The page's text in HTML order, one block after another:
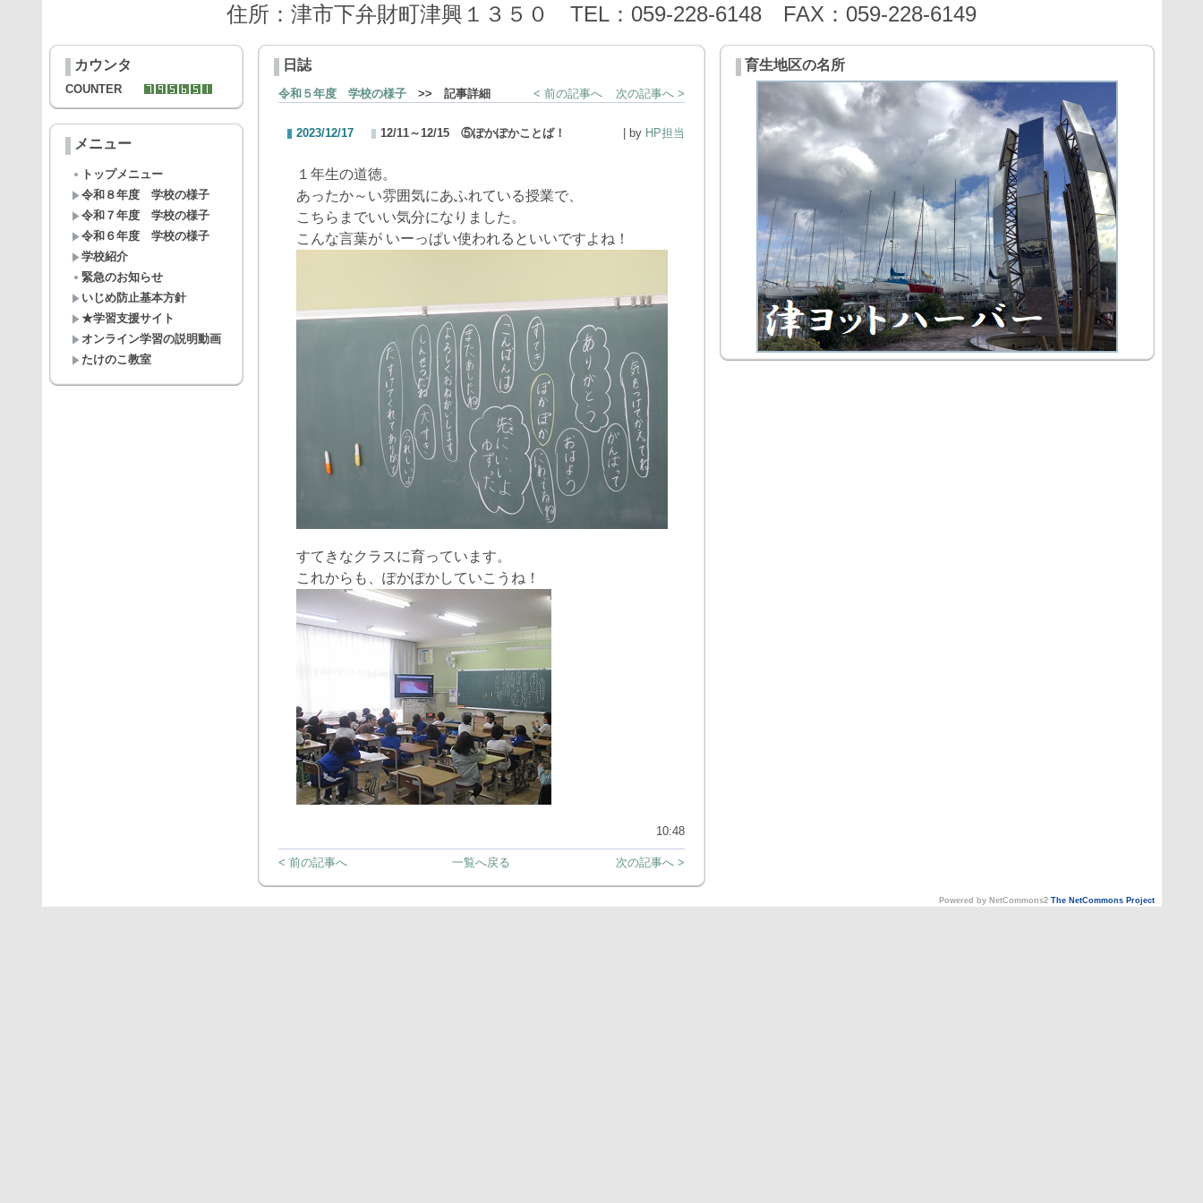
住所：津市下弁財町津興１３５０ TEL：059-228-6148 FAX：059-228-6149
カウンタ
COUNTER
メニュー
トップメニュー
令和８年度 学校の様子
令和７年度 学校の様子
令和６年度 学校の様子
学校紹介
緊急のお知らせ
いじめ防止基本方針
★学習支援サイト
オンライン学習の説明動画
たけのこ教室
日誌
令和５年度 学校の様子>> 記事詳細 < 前の記事へ 次の記事へ >
2023/12/17 12/11～12/15 ⑤ぽかぽかことば！ | by HP担当
１年生の道徳。
あったか～い雰囲気にあふれている授業で、
こちらまでいい気分になりました。
こんな言葉が いーっぱい使われるといいですよね！
すてきなクラスに育っています。
これからも、ぽかぽかしていこうね！
10:48
< 前の記事へ 次の記事へ >
一覧へ戻る
育生地区の名所
Powered by NetCommons2 The NetCommons Project